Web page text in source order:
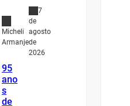
Micheli
Armanje
7
de
agosto
de
2026
95
ano
s
de